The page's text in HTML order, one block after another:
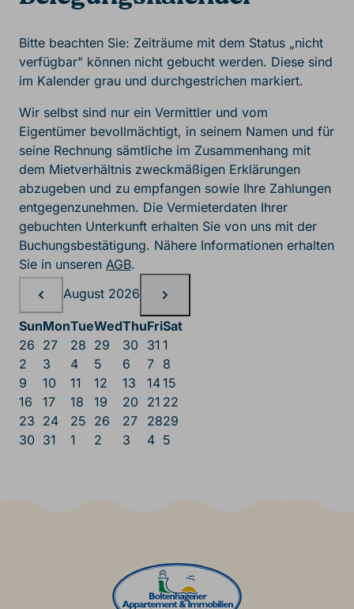
Bitte beachten Sie: Zeiträume mit dem Status „nicht
verfügbar" können nicht gebucht werden. Diese sind
im Kalender grau und durchgestrichen markiert.
Wir selbst sind nur ein Vermittler und vom
Eigentümer bevollmächtigt, in seinem Namen und für
seine Rechnung sämtliche im Zusammenhang mit
dem Mietverhältnis zweckmäßigen Erklärungen
abzugeben und zu empfangen sowie Ihre Zahlungen
entgegenzunehmen. Die Vermieterdaten Ihrer
gebuchten Unterkunft erhalten Sie von uns mit der
Buchungsbestätigung. Nähere Informationen erhalten
Sie in unseren AGB.
Belegungskalender,
August 2026
SunMonTueWedThuFriSat
26 27 28 29 30 31 1
2
3 4 5 6 7 8
9
10 11 12 13 1415
16
17 18 19 20 21 22
23 24 25 26 27 2829
30 31 1 2 3 4 5